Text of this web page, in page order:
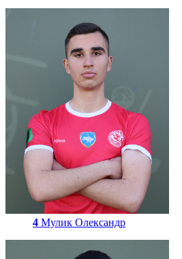
4 Мулик Олександр